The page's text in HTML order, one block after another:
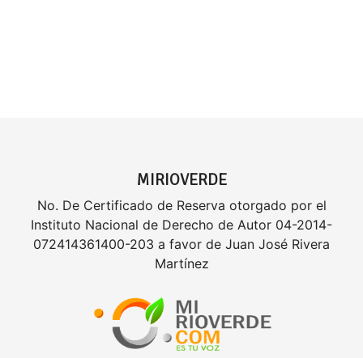
MIRIOVERDE
No. De Certificado de Reserva otorgado por el
Instituto Nacional de Derecho de Autor 04-2014-
072414361400-203 a favor de Juan José Rivera
Martínez